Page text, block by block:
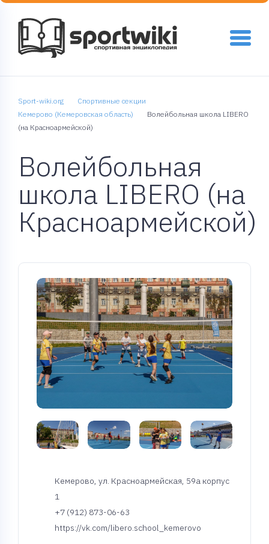
Sport-wiki.org
Спортивные секции
Кемерово (Кемеровская область)
Волейбольная школа LIBERO
(на Красноармейской)
Волейбольная
школа LIBERO (на
Красноармейской)
Кемерово, ул. Красноармейская, 59а корпус
1
+7 (912) 873-06-63
https://vk.com/libero.school_kemerovo